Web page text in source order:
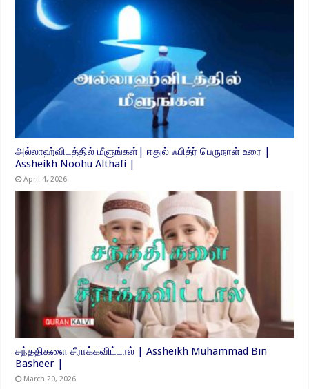
அல்லாஹ்விடத்தில் மீளுங்கள்| ஈதுல் ஃபித்ர் பெருநாள் உரை |
Assheikh Noohu Althafi |
April 4, 2026
சந்ததிகளை சீராக்கவிட்டால் | Assheikh Muhammad Bin
Basheer |
March 20, 2026